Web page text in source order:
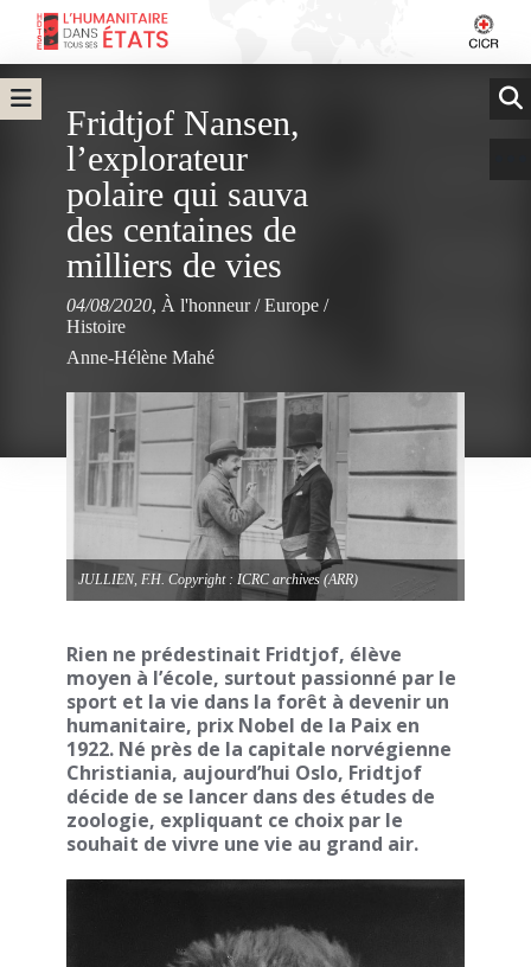
Fridtjof Nansen,
l’explorateur
polaire qui sauva
des centaines de
milliers de vies
04/08/2020, À l'honneur/Europe /
Histoire
Anne-Hélène Mahé
JULLIEN, F.H. Copyright : ICRC archives (ARR)
Rien ne prédestinait Fridtjof, élève
moyen à l’école, surtout passionné par le
sport et la vie dans la forêt à devenir un
humanitaire, prix Nobel de la Paix en
1922. Né près de la capitale norvégienne
Christiania, aujourd’hui Oslo, Fridtjof
décide de se lancer dans des études de
zoologie, expliquant ce choix par le
souhait de vivre une vie au grand air.